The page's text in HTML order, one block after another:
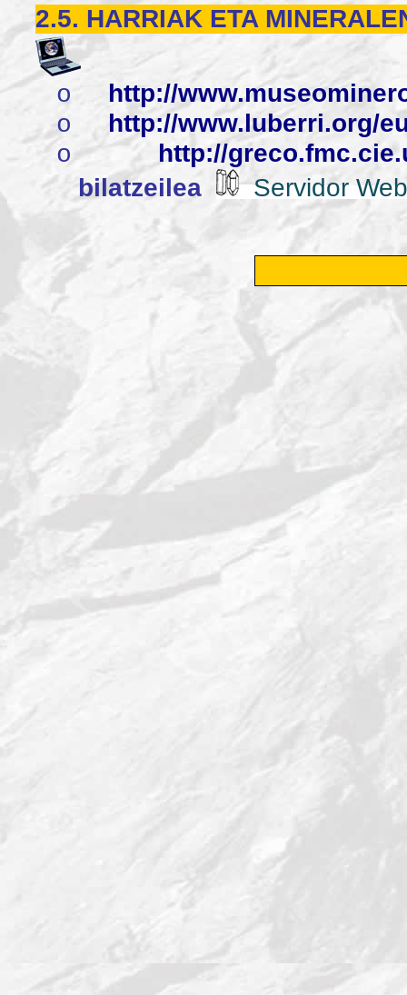
2.5. HARRIAK ETA
o
http://
o
http://www.luberri.org/
o
http://
bilatzeilea
Servidor